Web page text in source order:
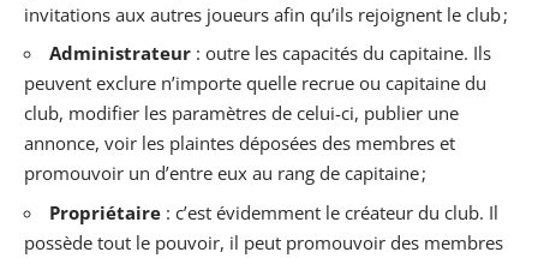
invitations aux autres joueurs afin qu’ils rejoignent le club ;
Administrateur : outre les capacités du capitaine. Ils
peuvent exclure n’importe quelle recrue ou capitaine du
club, modifier les paramètres de celui-ci, publier une
annonce, voir les plaintes déposées des membres et
promouvoir un d’entre eux au rang de capitaine ;
Propriétaire : c’est évidemment le créateur du club. Il
possède tout le pouvoir, il peut promouvoir des membres